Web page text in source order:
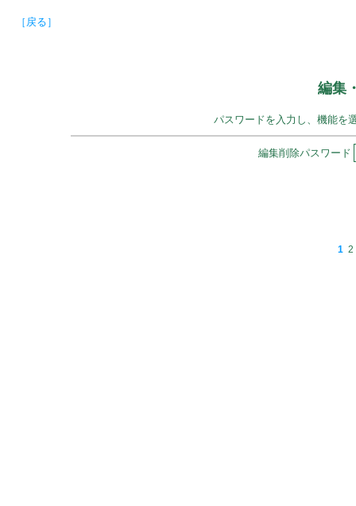
［戻る］
編集
パスワードを入力し、機能を
編集削除パスワード
1 2